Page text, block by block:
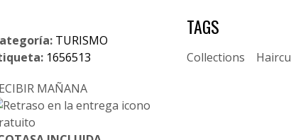
TURISMO
1656513
MAÑANA
TAGS
Collections